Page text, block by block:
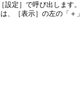
定］で呼び出します
、［表示］の左の「＋